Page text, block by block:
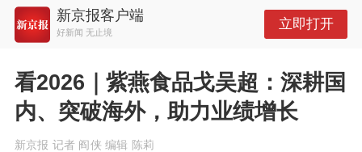
新京报客户端
好新闻 无止境
立即打开
看2026｜紫燕食品戈吴超：深耕国
内、突破海外，助力业绩增长
新京报 记者 阎侠 编辑 陈莉